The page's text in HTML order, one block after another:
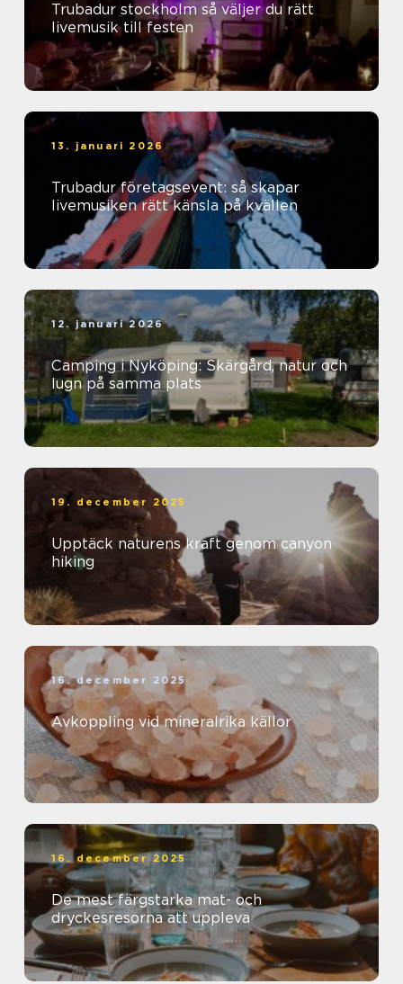
Trubadur stockholm så väljer du rätt
livemusik till festen
13. januari 2026
Trubadur företagsevent: så skapar
livemusiken rätt känsla på kvällen
12. januari 2026
Camping i Nyköping: Skärgård, natur och
lugn på samma plats
19. december 2025
Upptäck naturens kraft genom canyon
hiking
16. december 2025
Avkoppling vid mineralrika källor
16. december 2025
De mest färgstarka mat- och
dryckesresorna att uppleva